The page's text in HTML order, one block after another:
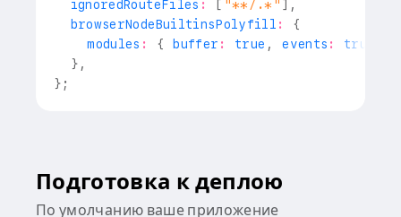
  ignoredRouteFiles
: [ "**/.*" ] ,
  browserNodeBuiltinsPolyfill
:
{
    modules
: { buffer : true , events : true
} ,
} ;
Подготовка к деплою
По умолчанию ваше приложение